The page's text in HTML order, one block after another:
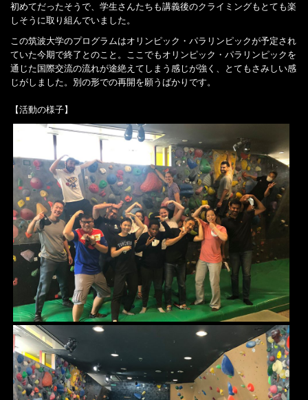
初めてだったそうで、学生さんたちも講義後のクライミングもとても楽
しそうに取り組んでいました。
この筑波大学のプログラムはオリンピック・パラリンピックが予定され
ていた今期で終了とのこと。ここでもオリンピック・パラリンピックを
通じた国際交流の流れが途絶えてしまう感じが強く、とてもさみしい感
じがしました。別の形での再開を願うばかりです。
【活動の様子】